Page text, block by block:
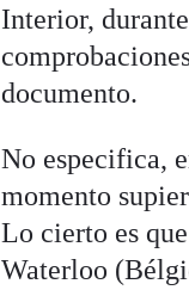
Interior,
documento.
No especifica,
momento
Lo cierto es
Waterloo